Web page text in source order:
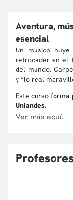
Aventura,
esencial
Un músico
retroceder en el
del mundo.
y “lo real
Este curso forma
Uniandes.
Ver más aquí.
Profesores